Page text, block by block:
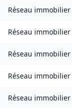
Réseau immobilier
Réseau immobilier
Réseau immobilier
Réseau immobilier
Réseau immobilier